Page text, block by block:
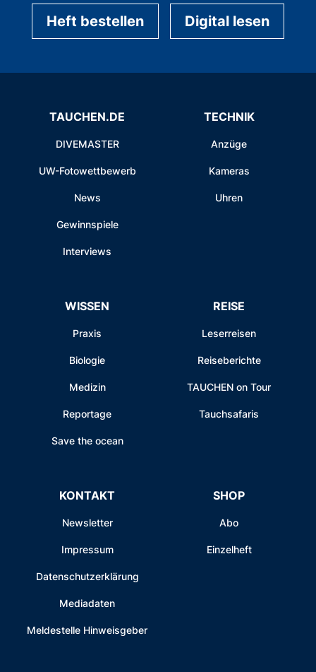
Heft bestellen Digital lesen
TAUCHEN.DE
DIVEMASTER
UW-Fotowettbewerb
News
Gewinnspiele
Interviews
TECHNIK
Anzüge
Kameras
Uhren
WISSEN
Praxis
Biologie
Medizin
Reportage
Save the ocean
REISE
Leserreisen
Reiseberichte
TAUCHEN on Tour
Tauchsafaris
KONTAKT
Newsletter
Impressum
Datenschutzerklärung
Mediadaten
Meldestelle Hinweisgeber
SHOP
Abo
Einzelheft